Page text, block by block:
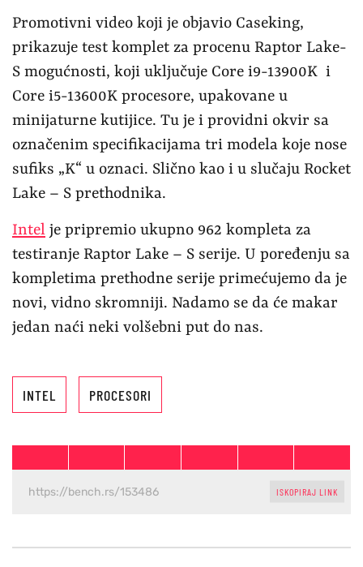
Promotivni video koji je objavio Caseking,
prikazuje test komplet za procenu Raptor Lake-
S mogućnosti, koji uključuje Core i9-13900K i
Core i5-13600K procesore, upakovane u
minijaturne kutijice. Tu je i providni okvir sa
označenim specifikacijama tri modela koje nose
sufiks „K“ u oznaci. Slično kao i u slučaju Rocket
Lake – S prethodnika.
Intel je pripremio ukupno 962 kompleta za
testiranje Raptor Lake – S serije. U poređenju sa
kompletima prethodne serije primećujemo da je
novi, vidno skromniji. Nadamo se da će makar
jedan naći neki volšebni put do nas.
INTEL PROCESORI
ISKOPIRAJ LINK